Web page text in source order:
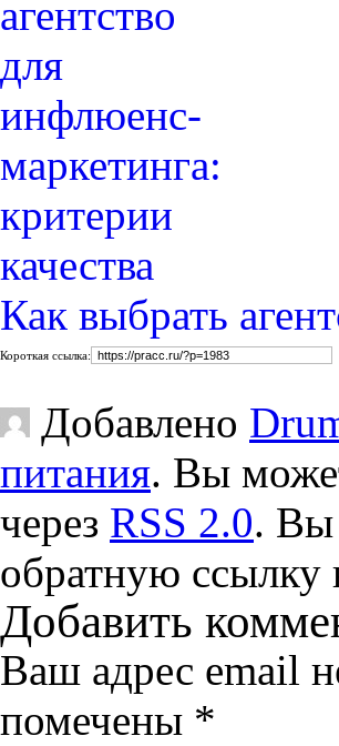
Как выбрать
Короткая ссылка:
Добавлено
питания. Вы
через RSS 2.0. Вы
обратную ссылку
Добавить
Ваш адрес email
помечены *